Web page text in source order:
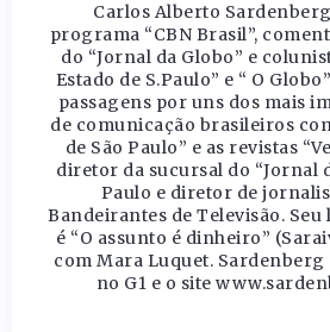
Carlos Alberto
programa “CBN Brasil”,
do “Jornal da Globo” e
Estado de S.Paulo” e “ O
passagens por uns dos mais
de comunicação brasileiros
de São Paulo” e as revistas
diretor da sucursal do “Jornal
Paulo e diretor de
Bandeirantes de Televisão.
é “O assunto é dinheiro”
com Mara Luquet.
no G1 e o site